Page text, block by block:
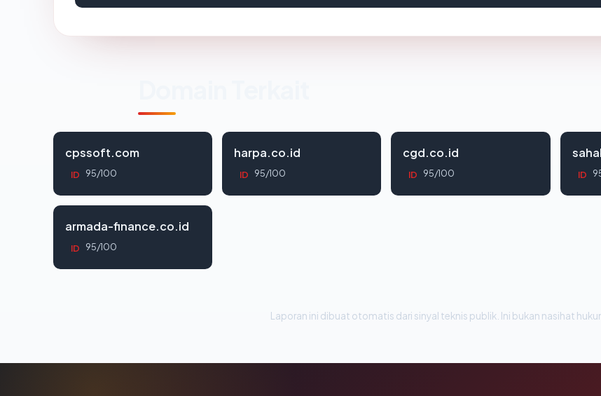
cpssoft.com
ID 95/100
harpa.co.id
ID 95/100
cgd.co.id
ID 95/100 ID
armada-finance.co.id
ID 95/100
Laporan ini dibuat otomatis dari sinyal teknis publik. Ini bukan nasihat